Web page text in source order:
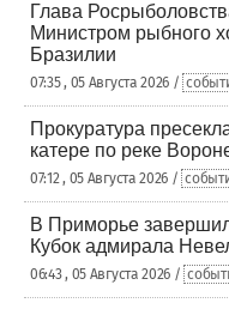
Глава
Министром рыбного
Бразилии
07:35 , 05 Августа 2026 /
Прокуратура
катере по реке
07:12 , 05 Августа 2026 /
В Приморье
Кубок адмирала
06:43 , 05 Августа 2026 /